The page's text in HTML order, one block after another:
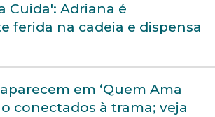
Cuida': Adriana é
ferida na cadeia e dispensa
em ‘Quem Ama
conectados à trama; veja